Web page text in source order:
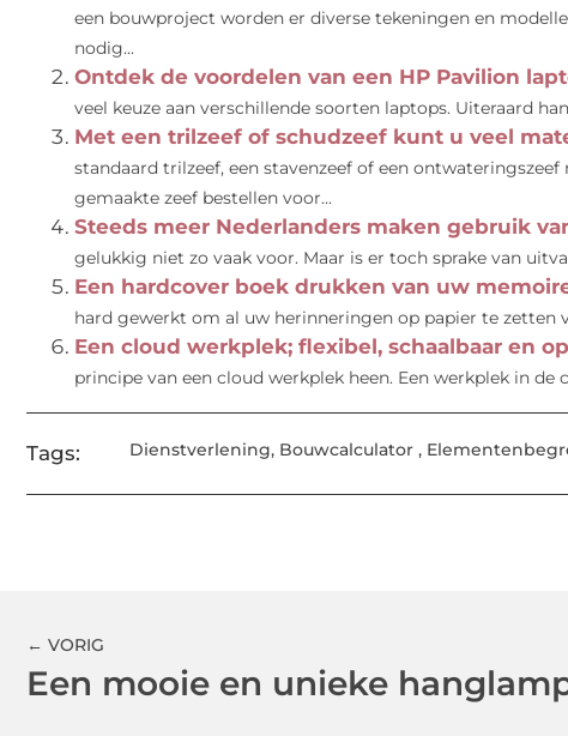
een bouwproject worden er diverse tekeningen en
nodig...
Ontdek de voordelen van een HP Pavilion
veel keuze aan verschillende soorten laptops. Uiteraard
Met een trilzeef of schudzeef kunt u veel
standaard trilzeef, een stavenzeef of een
gemaakte zeef bestellen voor...
Steeds meer Nederlanders maken gebruik
gelukkig niet zo vaak voor. Maar is er toch sprake van
Een hardcover boek drukken van uw
hard gewerkt om al uw herinneringen op papier te zetten
Een cloud werkplek; flexibel, schaalbaar en
principe van een cloud werkplek heen. Een werkplek in de
Tags: Dienstverlening, Bouwcalculator ,
← VORIG